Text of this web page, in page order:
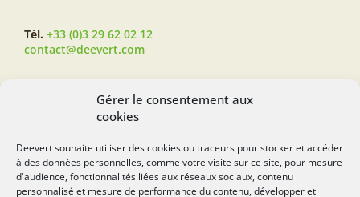
Gérer le consentement aux
cookies
Deevert souhaite utiliser des cookies ou traceurs pour stocker et accéder
à des données personnelles, comme votre visite sur ce site, pour mesure
d'audience, fonctionnalités liées aux réseaux sociaux, contenu
personnalisé et mesure de performance du contenu, développer et
Tél. +33 (0)3 29 62 02 12
contact@deevert.com
SUIVEZ-NOUS...
deevert.com